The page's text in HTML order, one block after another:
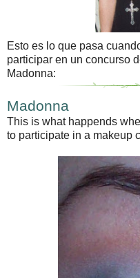
Esto es lo que pasa
participar en un concurso
Madonna:
Madonna
This is what happends
to participate in a makeup